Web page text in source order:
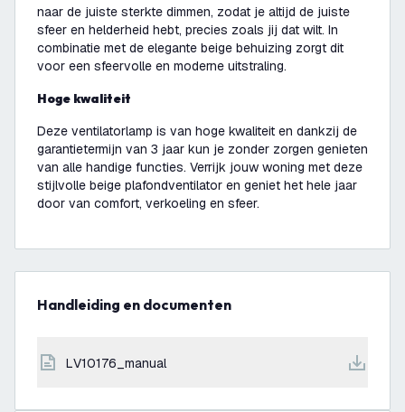
naar de juiste sterkte dimmen, zodat je altijd de juiste
sfeer en helderheid hebt, precies zoals jij dat wilt. In
combinatie met de elegante beige behuizing zorgt dit
voor een sfeervolle en moderne uitstraling.
Hoge kwaliteit
Deze ventilatorlamp is van hoge kwaliteit en dankzij de
garantietermijn van 3 jaar kun je zonder zorgen genieten
van alle handige functies. Verrijk jouw woning met deze
stijlvolle beige plafondventilator en geniet het hele jaar
door van comfort, verkoeling en sfeer.
Handleiding en documenten
LV10176_manual